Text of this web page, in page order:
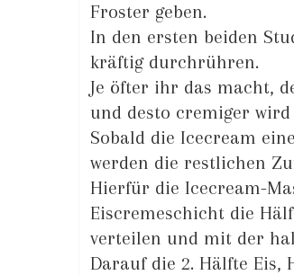
Froster geben.
In den ersten beiden
kräftig durchrühren.
Je öfter ihr das macht,
und desto cremiger wird
Sobald die Icecream
werden die restlichen
Hierfür die Icecream-
Eiscremeschicht die
verteilen und mit der
Darauf die 2. Hälfte Eis,